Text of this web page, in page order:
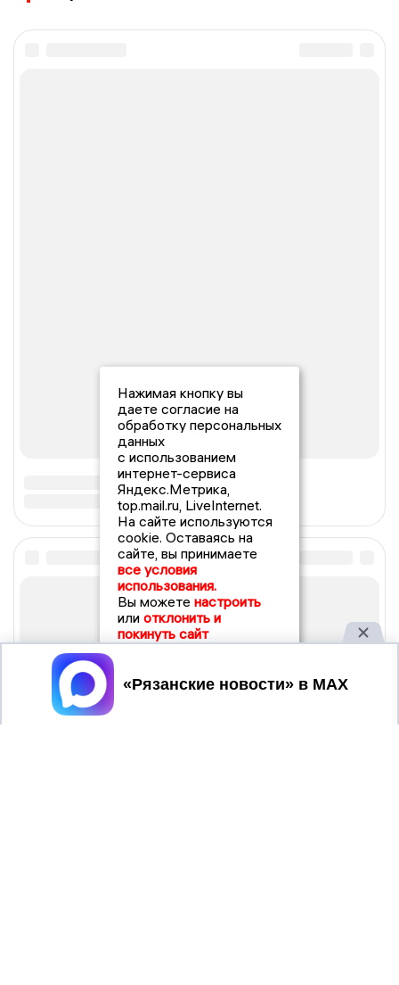
Нажимая кнопку вы
даете согласие на
обработку персональных
данных
с использованием
интернет-сервиса
Яндекс.Метрика,
top.mail.ru, LiveInternet.
На сайте используются
cookie. Оставаясь на
сайте, вы принимаете
все условия
использования.
Вы можете настроить
или отклонить и
покинуть сайт
Принять